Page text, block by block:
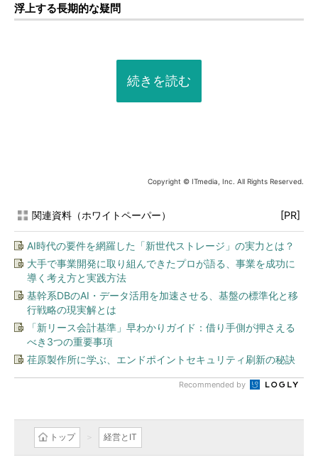
浮上する長期的な疑問
続きを読む
Copyright © ITmedia, Inc. All Rights Reserved.
関連資料（ホワイトペーパー） [PR]
AI時代の要件を網羅した「新世代ストレージ」の実力とは？
大手で事業開発に取り組んできたプロが語る、事業を成功に
導く考え方と実践方法
基幹系DBのAI・データ活用を加速させる、基盤の標準化と移
行戦略の現実解とは
「新リース会計基準」早わかりガイド：借り手側が押さえる
べき3つの重要事項
荏原製作所に学ぶ、エンドポイントセキュリティ刷新の秘訣
Recommended by
トップ 経営とIT